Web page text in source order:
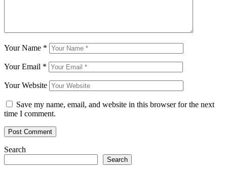
Your Name *
Your Email *
Your Website
Save my name, email, and website in this browser for the next
time I comment.
Search
Search